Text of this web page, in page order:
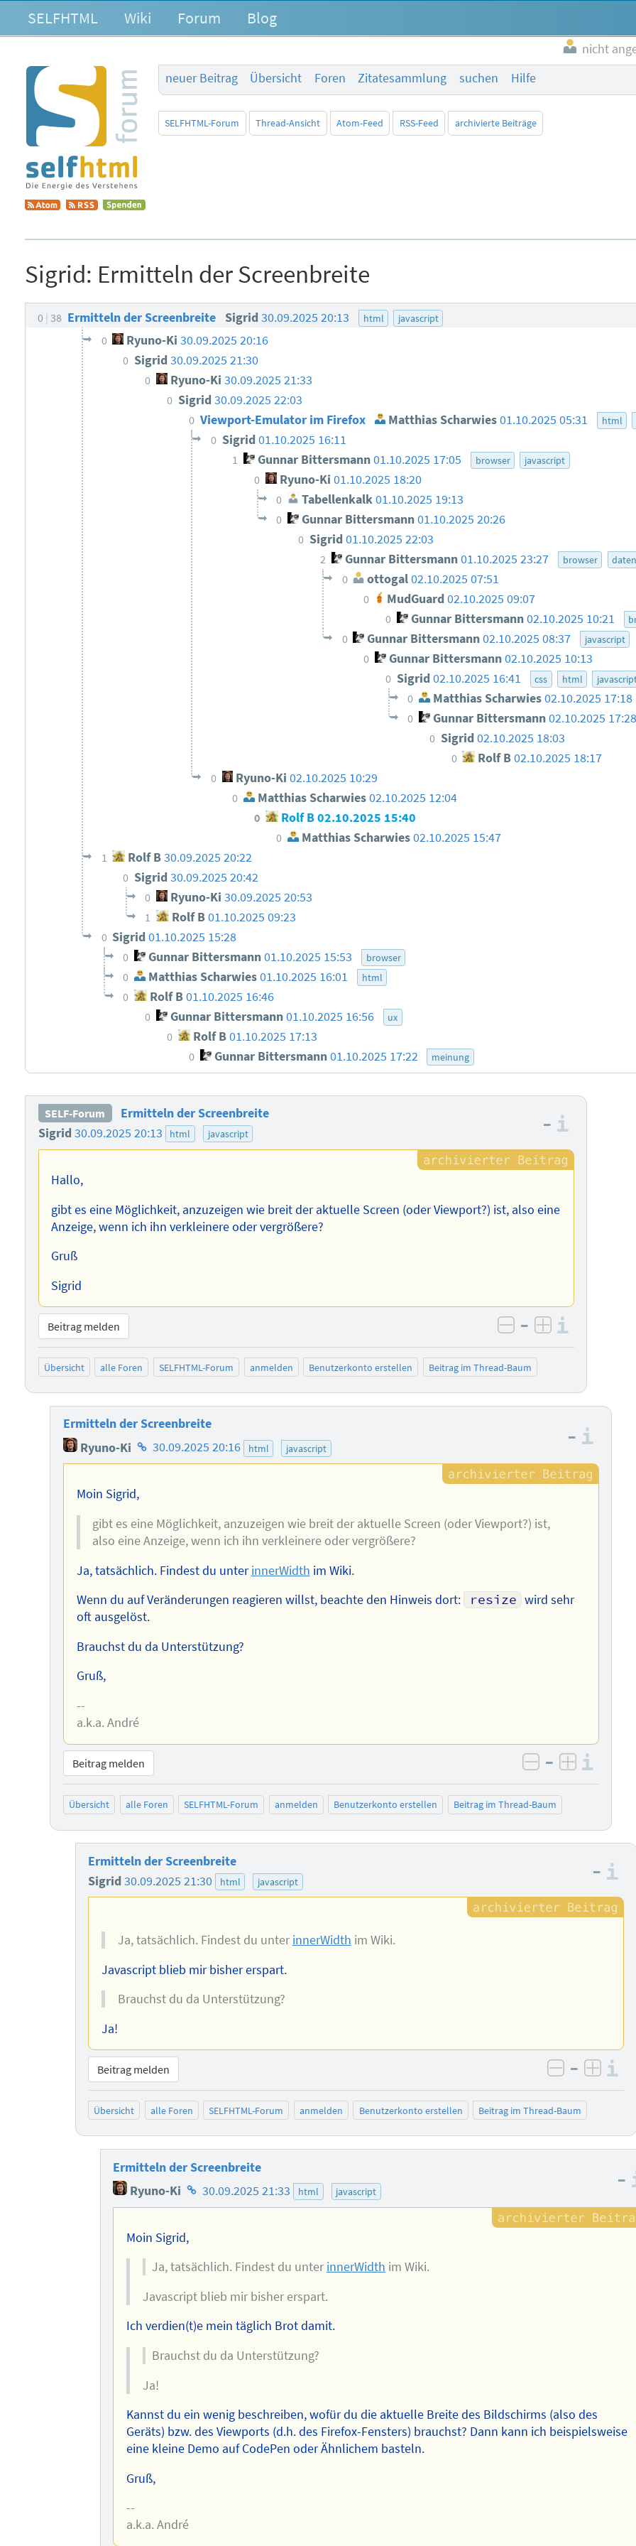
SELFHTML Wiki Forum Blog
nicht
neuer Beitrag
Übersicht Foren Zitatesammlung suchen Hilfe
SELFHTML-Forum Thread-Ansicht Atom-Feed RSS-Feed archivierte Beiträge
Sigrid: Ermitteln der Screenbreite
0 38 Ermitteln der Screenbreite Sigrid30.09.2025 20:13 html javascript
0 Ryuno-Ki 30.09.2025 20:16
0 Sigrid30.09.2025 21:30
0 Ryuno-Ki 30.09.2025 21:33
0 Sigrid 30.09.2025 22:03
0 Viewport-Emulator im Firefox Matthias Scharwies01.10.2025 05:31 html
0 Sigrid 01.10.2025 16:11
1 Gunnar Bittersmann01.10.2025 17:05 browser javascript
0 Ryuno-Ki 01.10.2025 18:20
0 Tabellenkalk01.10.2025 19:13
0 Gunnar Bittersmann01.10.2025 20:26
0 Sigrid 01.10.2025 22:03
2 Gunnar Bittersmann 01.10.2025 23:27 browser
0 ottogal02.10.2025 07:51
0 MudGuard 02.10.2025 09:07
0 Gunnar Bittersmann02.10.2025 10:21
0 Gunnar Bittersmann02.10.2025 08:37 javascript
0 Gunnar Bittersmann02.10.2025 10:13
0 Sigrid02.10.2025 16:41 css html
0 Matthias Scharwies02.10.2025 17:18
0 Gunnar Bittersmann02.10.2025 17:28
0 Sigrid 02.10.2025 18:03
0 Rolf B02.10.2025 18:17
0 Ryuno-Ki 02.10.2025 10:29
0 Matthias Scharwies02.10.2025 12:04
0 Rolf B02.10.2025 15:40
0 Matthias Scharwies02.10.2025 15:47
1 Rolf B30.09.2025 20:22
0 Sigrid30.09.2025 20:42
0 Ryuno-Ki 30.09.2025 20:53
1 Rolf B01.10.2025 09:23
0 Sigrid01.10.2025 15:28
0 Gunnar Bittersmann01.10.2025 15:53 browser
0 Matthias Scharwies01.10.2025 16:01 html
0 Rolf B01.10.2025 16:46
0 Gunnar Bittersmann01.10.2025 16:56 ux
0 Rolf B 01.10.2025 17:13
0 Gunnar Bittersmann 01.10.2025 17:22 meinung
SELF-Forum
Ermitteln der Screenbreite
Sigrid 30.09.2025 20:13 html javascript –
Hallo,
gibt es eine Möglichkeit, anzuzeigen wie breit der aktuelle Screen (oder Viewport?) ist, also eine
Anzeige, wenn ich ihn verkleinere oder vergrößere?
Gruß
Sigrid
Beitrag melden negativ bewerten
– positiv
Übersicht alle Foren SELFHTML-Forum anmelden Benutzerkonto erstellen Beitrag im Thread-Baum
Ermitteln der Screenbreite
Ryuno-Ki Homepage
des
30.09.2025 20:16 html javascript
–
Moin Sigrid,
gibt es eine Möglichkeit, anzuzeigen wie breit der aktuelle Screen (oder Viewport?) ist,
also eine Anzeige, wenn ich ihn verkleinere oder vergrößere?
Ja, tatsächlich. Findest du unterinnerWidth im Wiki.
Wenn du auf Veränderungen reagieren willst, beachte den Hinweis dort:
resize wird sehr
oft ausgelöst.
Brauchst du da Unterstützung?
Gruß,
--
a.k.a. André
Beitrag melden negativ
– positiv
Übersicht alle Foren SELFHTML-Forum anmelden Benutzerkonto erstellen Beitrag im Thread-Baum
Ermitteln der Screenbreite
Sigrid30.09.2025 21:30 html javascript –
Ja, tatsächlich. Findest du unter innerWidth im Wiki.
Javascript blieb mir bisher erspart.
Brauchst du da Unterstützung?
Ja!
Beitrag melden negativ
–
Übersicht alle Foren SELFHTML-Forum anmelden Benutzerkonto erstellen Beitrag im Thread-Baum
Ermitteln der Screenbreite
Ryuno-Ki Homepage
des
30.09.2025 21:33 html javascript
–
Moin Sigrid,
Ja, tatsächlich. Findest du unter innerWidth im Wiki.
Javascript blieb mir bisher erspart.
Ich verdien(t)e mein täglich Brot damit.
Brauchst du da Unterstützung?
Ja!
Kannst du ein wenig beschreiben, wofür du die aktuelle Breite des Bildschirms (also des
Geräts) bzw. des Viewports (d.h. des Firefox-Fensters) brauchst? Dann kann ich beispielsweise
eine kleine Demo auf CodePen oder Ähnlichem basteln.
Gruß,
--
a.k.a. André